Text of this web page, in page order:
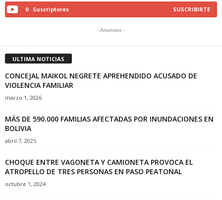
0 Suscriptores SUSCRIBIRTE
- Anuncios -
ULTIMA NOTICIAS
CONCEJAL MAIKOL NEGRETE APREHENDIDO ACUSADO DE
VIOLENCIA FAMILIAR
marzo 1, 2026
MÁS DE 590.000 FAMILIAS AFECTADAS POR INUNDACIONES EN
BOLIVIA
abril 7, 2025
CHOQUE ENTRE VAGONETA Y CAMIONETA PROVOCA EL
ATROPELLO DE TRES PERSONAS EN PASO PEATONAL
octubre 1, 2024